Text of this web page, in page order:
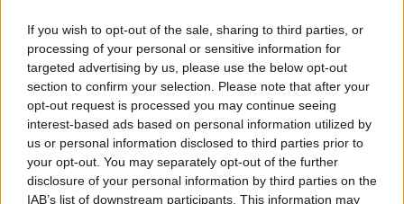
If you wish to opt-out of the sale, sharing to third parties, or
processing of your personal or sensitive information for
targeted advertising by us, please use the below opt-out
section to confirm your selection. Please note that after your
opt-out request is processed you may continue seeing
interest-based ads based on personal information utilized by
us or personal information disclosed to third parties prior to
your opt-out. You may separately opt-out of the further
disclosure of your personal information by third parties on the
IAB’s list of downstream participants. This information may